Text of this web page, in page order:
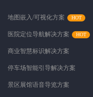
地图嵌入/可视化方案
医院定位导航解决方案
商业智慧标识解决方案
停车场智能引导解决方案
景区展馆语音导览方案